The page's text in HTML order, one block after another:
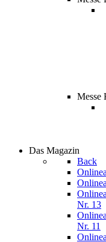
Messe
Das Magazin
Back
Nr. 13
Nr. 11